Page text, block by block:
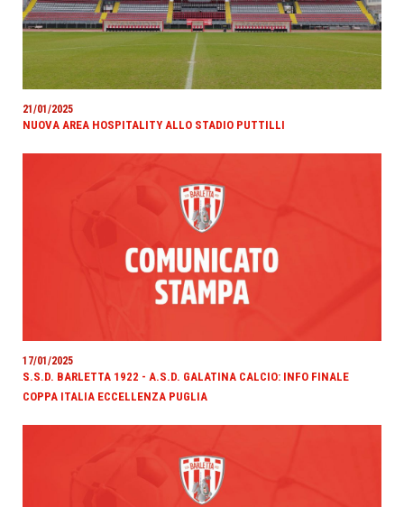
21/01/2025
NUOVA AREA HOSPITALITY ALLO STADIO PUTTILLI
17/01/2025
S.S.D. BARLETTA 1922 - A.S.D. GALATINA CALCIO: INFO FINALE
COPPA ITALIA ECCELLENZA PUGLIA